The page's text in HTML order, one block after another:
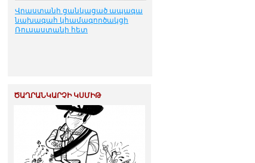
Վրաստանի ցանկացած ապագա
նախագահ կհամագործակցի
Ռուսաստանի հետ
ԾԱՂՐԱՆԿԱՐՉԻ ԿՍՄԻԹ